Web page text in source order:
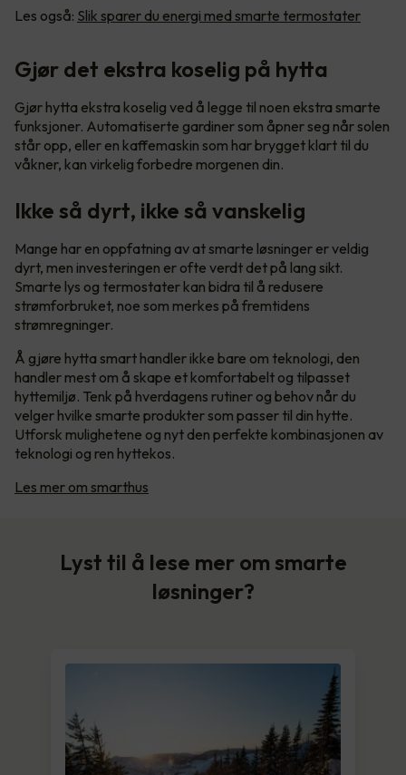
Les også: Slik sparer du energi med smarte termostater
Gjør det ekstra koselig på hytta
Gjør hytta ekstra koselig ved å legge til noen ekstra smarte
funksjoner. Automatiserte gardiner som åpner seg når solen
står opp, eller en kaffemaskin som har brygget klart til du
våkner, kan virkelig forbedre morgenen din.
Ikke så dyrt, ikke så vanskelig
Mange har en oppfatning av at smarte løsninger er veldig
dyrt, men investeringen er ofte verdt det på lang sikt.
Smarte lys og termostater kan bidra til å redusere
strømforbruket, noe som merkes på fremtidens
strømregninger.
Å gjøre hytta smart handler ikke bare om teknologi, den
handler mest om å skape et komfortabelt og tilpasset
hyttemiljø. Tenk på hverdagens rutiner og behov når du
velger hvilke smarte produkter som passer til din hytte.
Utforsk mulighetene og nyt den perfekte kombinasjonen av
teknologi og ren hyttekos.
Les mer om smarthus
Lyst til å lese mer om smarte
løsninger?